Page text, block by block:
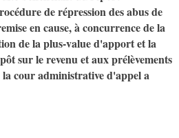
de répression des abus de
en cause, à concurrence de la
de la plus-value d'apport et la
sur le revenu et aux prélèvements
cour administrative d'appel a